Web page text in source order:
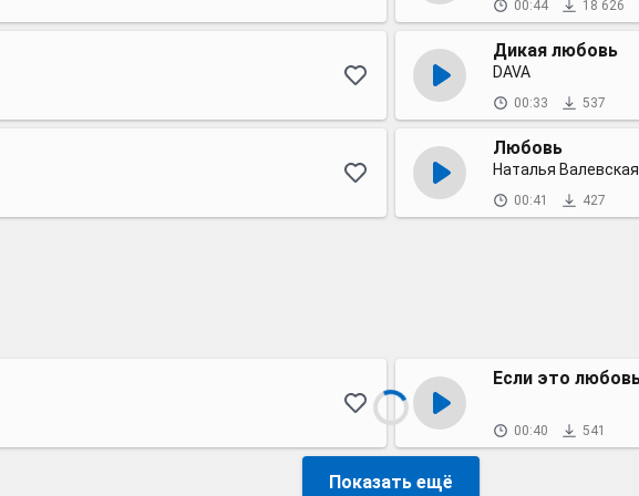
00:44 18 626
Дикая любовь
DAVA
00:33 537
Любовь
Наталья Валевская
00:41 427
Если это
00:40 541
Показать ещё